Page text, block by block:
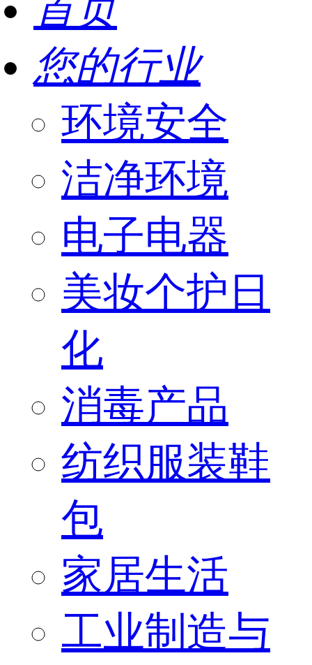
首页
您的行业
环境安全
洁净环境
电子电器
美妆个护日
化
消毒产品
纺织服装鞋
包
家居生活
工业制造与